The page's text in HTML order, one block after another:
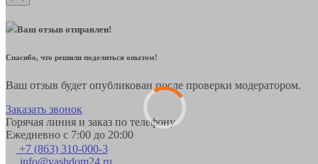
Ваш отзыв отправлен!
Спасибо, что решили поделиться опытом!
Ваш отзыв будет опубликован после проверки модератором.
Заказать звонок
Горячая линия и заказ по телефону
Ежедневно с 7:00 до 20:00
+7 (863) 310-000-3
info@vashdom24.ru